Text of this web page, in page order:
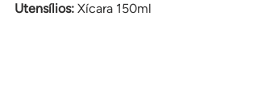
Utensílios: Xícara 150ml